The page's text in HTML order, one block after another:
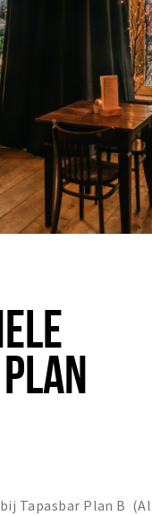
Tapasbar Plan B